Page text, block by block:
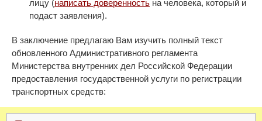
лицу (написать доверенность на человека, который и
подаст заявления).
В заключение предлагаю Вам изучить полный текст
обновленного Административного регламента
Министерства внутренних дел Российской Федерации
предоставления государственной услуги по регистрации
транспортных средств: